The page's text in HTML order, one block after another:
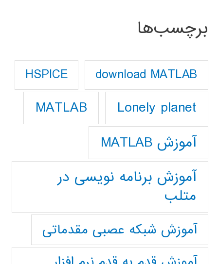
برچسب‌ها
download MATLAB
HSPICE
Lonely planet
MATLAB
آموزش MATLAB
آموزش برنامه نویسی در
متلب
آموزش شبکه عصبی مقدماتی